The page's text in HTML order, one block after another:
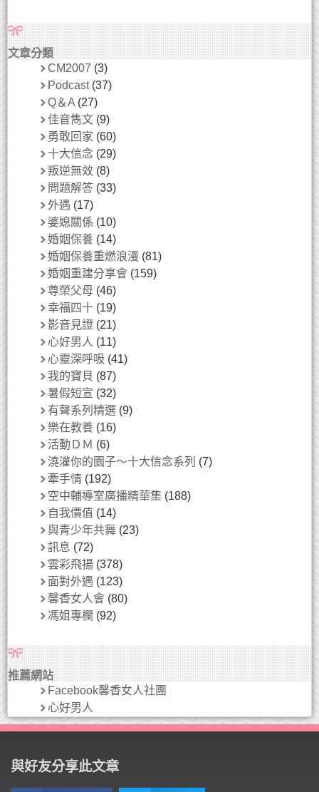
文章分類
CM2007 (3)
Podcast(37)
Q＆A (27)
佳音雋文 (9)
勇敢回家 (60)
十大信念 (29)
叛逆無效 (8)
問題解答 (33)
外遇 (17)
婆媳關係 (10)
婚姻保養 (14)
婚姻保養重燃浪漫 (81)
婚姻重建分享會 (159)
尊榮父母 (46)
幸福四十 (19)
影音見證 (21)
心好男人 (11)
心靈深呼吸 (41)
我的寶貝 (87)
暑假短宣 (32)
有聲系列精選 (9)
樂在教養 (16)
活動ＤＭ (6)
澆灌你的園子～十大信念系列 (7)
牽手情 (192)
空中輔導室廣播精華集 (188)
自我價值 (14)
與青少年共舞 (23)
訊息 (72)
雲彩飛揚 (378)
面對外遇 (123)
馨香女人會 (80)
馮姐專欄 (92)
推薦網站
Facebook馨香女人社團
心好男人
與好友分享此文章